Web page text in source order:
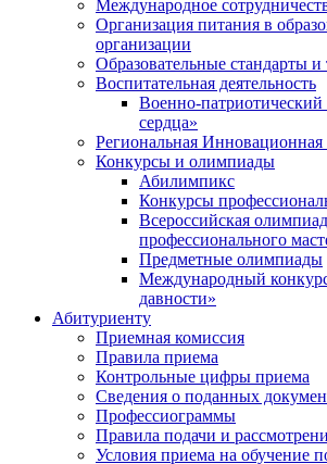
Международное
Организация питания в
организации
Образовательные стандарты и
Воспитательная деятельность
Военно-
сердца»
Региональная
Конкурсы и олимпиады
Абилимпикс
Конкурсы
Всероссийская
профессионального
Предметные олимпиады
Международный
давности»
Абитуриенту
Приемная комиссия
Правила приема
Контрольные цифры приема
Сведения о поданных
Профессиограммы
Правила подачи и
Условия приема на обучение